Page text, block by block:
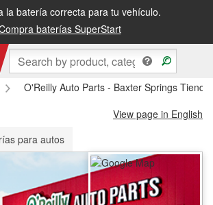
la batería correcta para tu vehículo.
baterías SuperStart
al día siguiente o recógela en la tienda
O'Reilly Auto Parts - Baxter Springs
View page in English
para autos